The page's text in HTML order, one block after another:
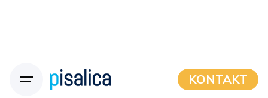
KONTAKT